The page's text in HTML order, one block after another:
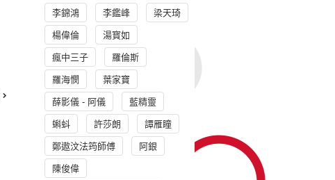
李錦鴻 李鑑峰 梁天琦
楊偉倫 湯寳如
瘋中三子 羅倫斯
羅海憫 葉家寶
薛影儀 - 阿儀 藍精靈
蝌蚪 許莎朗 譚雁瞳
鄭遨汶法筠師傅 阿銀
陳俊偉